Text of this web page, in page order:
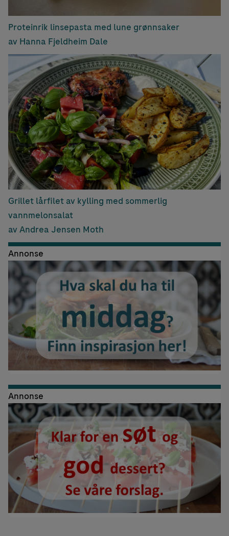
Proteinrik linsepasta med lune grønnsaker
av Hanna Fjeldheim Dale
Grillet lårfilet av kylling med sommerlig
vannmelonsalat
av Andrea Jensen Moth
Annonse
Annonse